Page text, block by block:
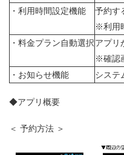
・利用時間設定機能
予約す
※利用
・料金プラン自動選択アプリ
※確認
・お知らせ機能
システ
◆アプリ概要
＜ 予約方法 ＞